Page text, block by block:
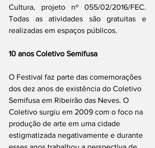
Cultura, projeto nº 055/02/2016/FEC.
Todas as atividades são gratuitas e
realizadas em espaços públicos.
10 anos Coletivo Semifusa
O Festival faz parte das comemorações
dos dez anos de existência do Coletivo
Semifusa em Ribeirão das Neves. O
Coletivo surgiu em 2009 com o foco na
produção de arte em uma cidade
estigmatizada negativamente e durante